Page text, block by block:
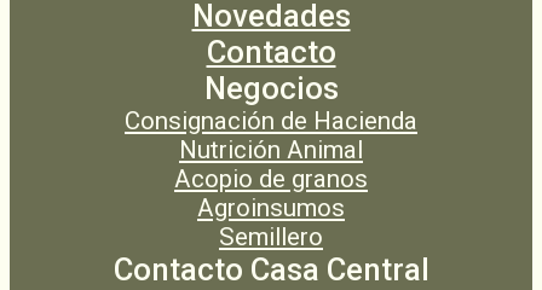
Novedades
Contacto
Negocios
Consignación de Hacienda
Nutrición Animal
Acopio de granos
Agroinsumos
Semillero
Contacto Casa Central